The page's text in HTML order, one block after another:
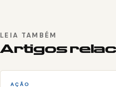
LEIA TAMBÉM
Artigos
AÇÃO